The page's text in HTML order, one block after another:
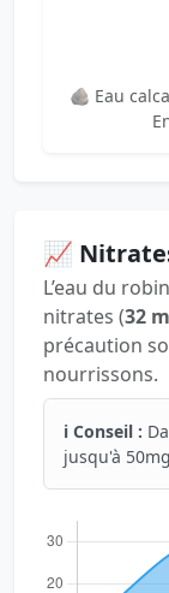
🪨 Eau
📈
L’eau du
nitrates (32
précaution
nourrissons.
ℹ️ Conseil :
jusqu'à